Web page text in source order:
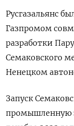
Русгазальянс
‌Газпромом
разработки
Семаковского
Ненецком
Запуск
промышленную